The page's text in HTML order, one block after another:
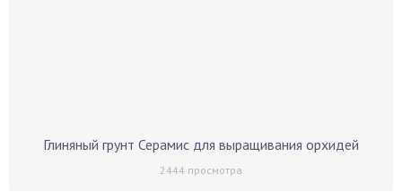
Глиняный грунт Серамис для выращивания орхидей
2444 просмотра